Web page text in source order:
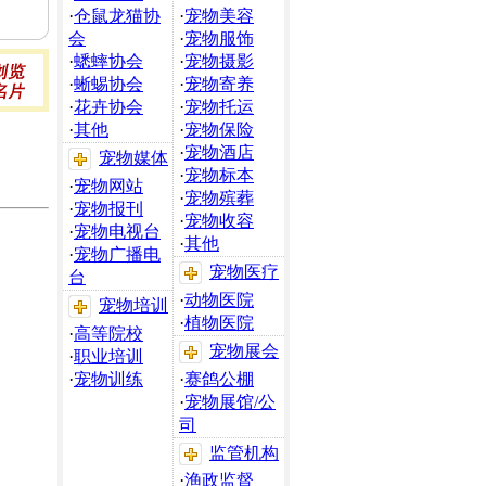
·仓鼠龙猫协
会
·蟋蟀协会
·蜥蜴协会
·花卉协会
·其他
宠物媒体
·宠物网站
·宠物报刊
·宠物电视台
·宠物广播电
台
宠物培训
·高等院校
·职业培训
·宠物训练
·宠物美容
·宠物服饰
·宠物摄影
·宠物寄养
·宠物托运
·宠物保险
·宠物酒店
·宠物标本
·宠物殡葬
·宠物收容
·其他
宠物医疗
·动物医院
·植物医院
宠物展会
·赛鸽公棚
·宠物展馆/公
司
监管机构
·渔政监督